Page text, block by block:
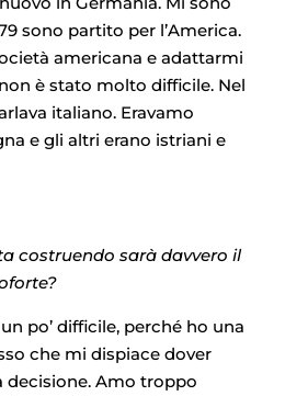
sono partito per l’America.
americana e adattarmi
è stato molto difficile. Nel
italiano. Eravamo
e gli altri erano istriani e
costruendo sarà davvero il
po’ difficile, perché ho una
che mi dispiace dover
decisione. Amo troppo